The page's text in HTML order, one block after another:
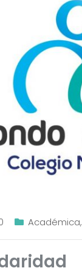
Académica,